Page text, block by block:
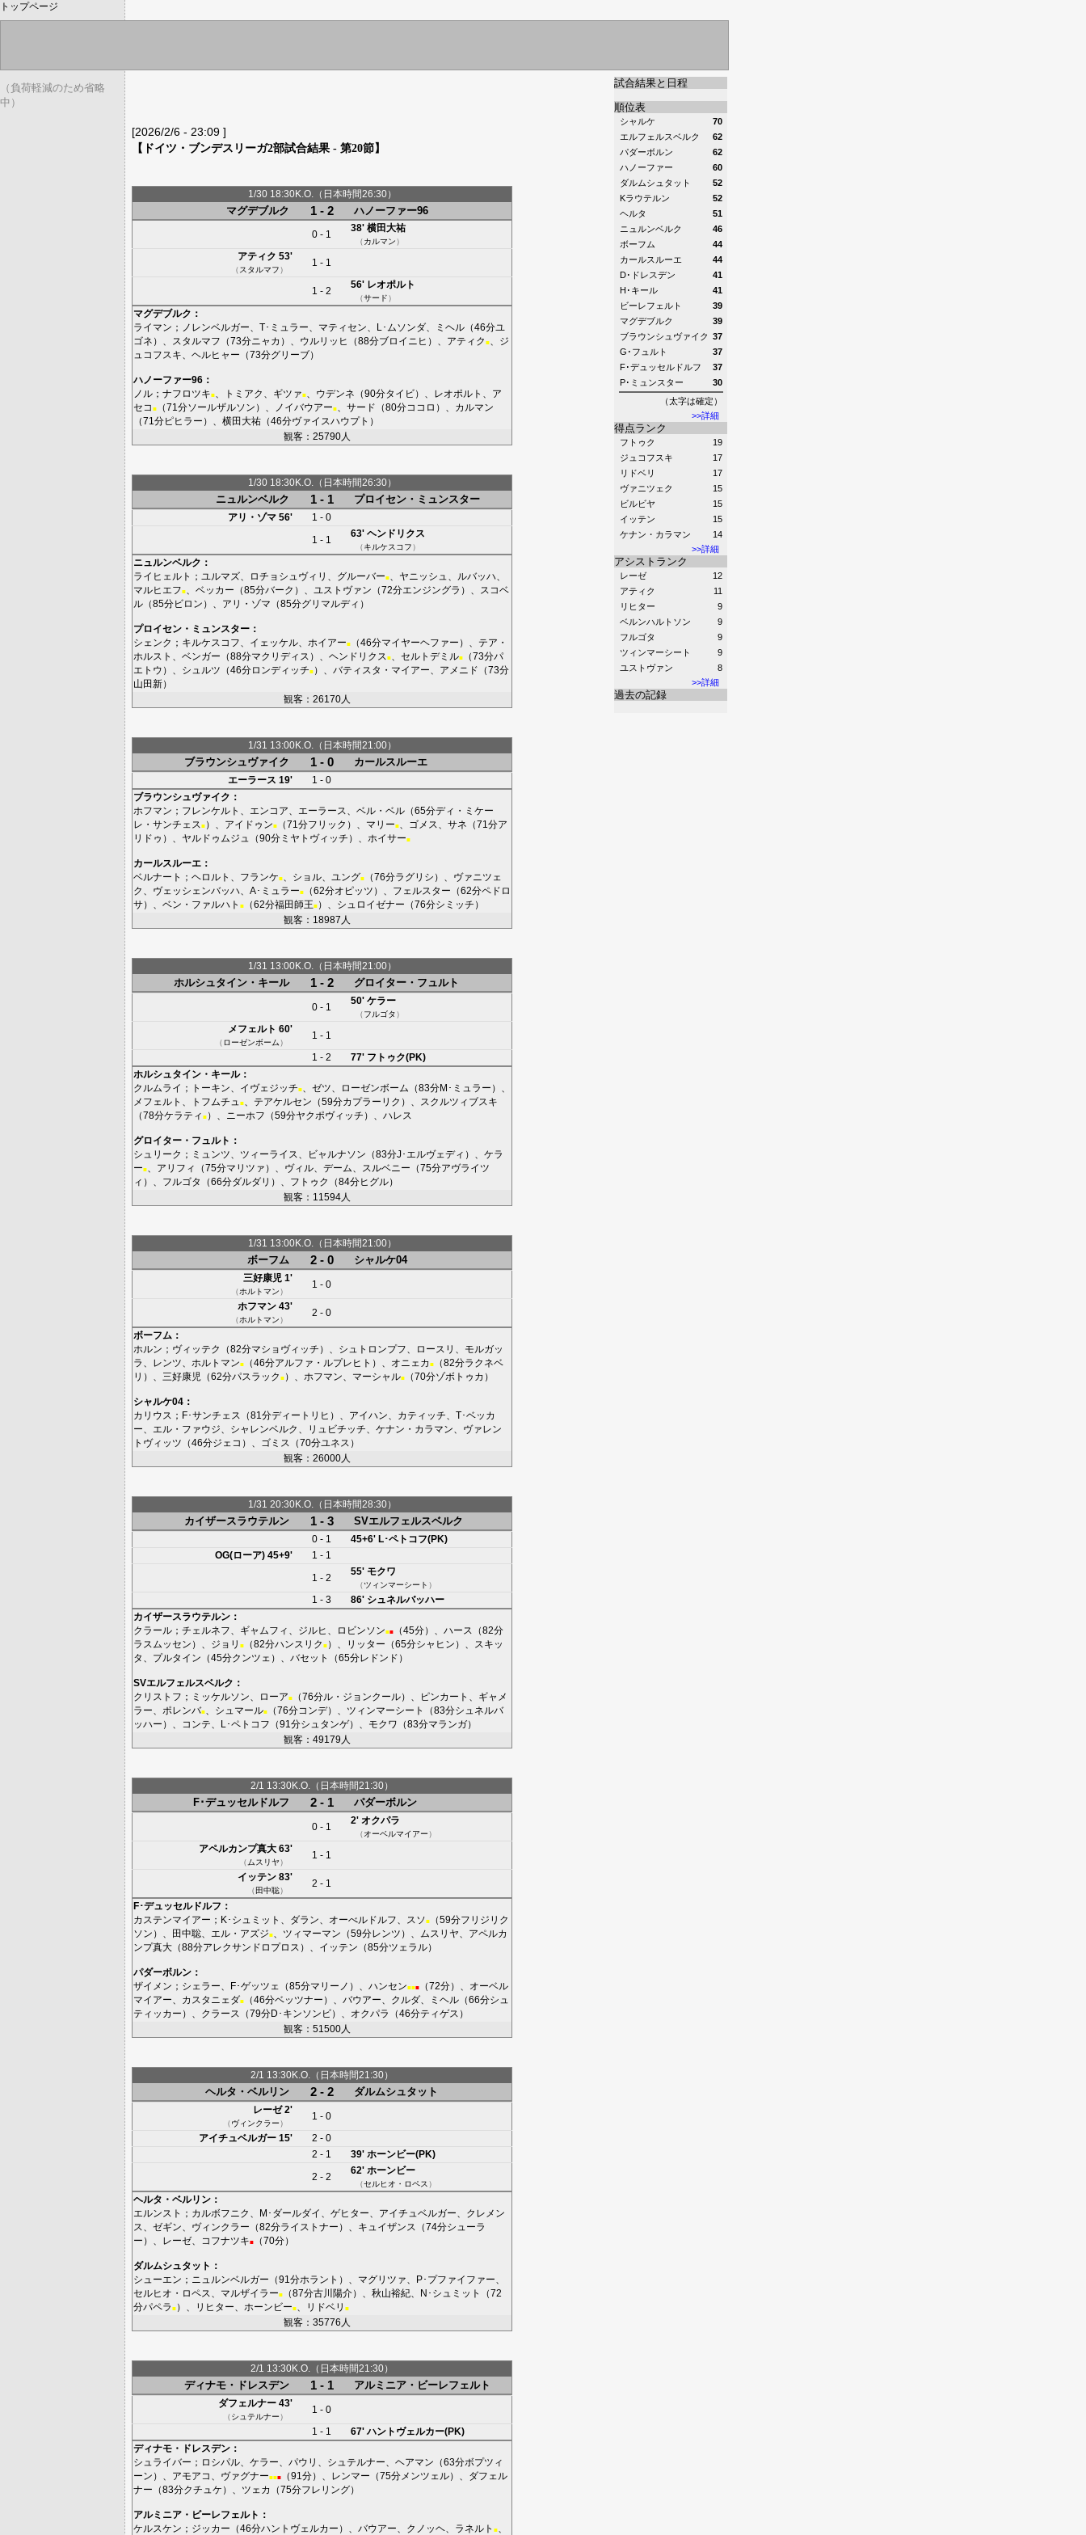
トップページ
（負荷軽減のため省略
中）
試合結果と日程
順位表
>>詳細
シャルケ
70
エルフェルスベルク
62
パダーボルン
62
ハノーファー
60
ダルムシュタット
52
Kラウテルン
52
ヘルタ
51
ニュルンベルク
46
ボーフム
44
カールスルーエ
44
D･ドレスデン
41
H･キール
41
ビーレフェルト
39
マグデブルク
39
ブラウンシュヴァイク 37
G･フュルト
37
F･デュッセルドルフ
37
P･ミュンスター
30
（太字は確定）
得点ランク
>>詳細
フトゥク
19
ジュコフスキ
17
リドベリ
17
ヴァニツェク
15
ビルビヤ
15
イッテン
15
ケナン・カラマン
14
アシストランク
>>詳細
レーゼ
12
アティク
11
リヒター
9
ベルンハルトソン
9
フルゴタ
9
ツィンマーシート
9
ユストヴァン
8
過去の記録
[2026/2/6 - 23:09 ]
【ドイツ・ブンデスリーガ2部試合結果 - 第20節】
1/30 18:30K.O.（日本時間26:30）
マグデブルク 1 - 2 ハノーファー96
0 - 1
38' 横田大祐
（カルマン）
アティク 53'
（スタルマフ）
1 - 1
1 - 2
56' レオポルト
（サード）
マグデブルク ：
ライマン ； ノレンベルガー T･ミュラー マティセン L･ムソンダ ミヘル （46分ユ
ゴネ ）、 スタルマフ （73分ニャカ ）、 ウルリッヒ （88分ブロイニヒ ）、 アティク ■
ジ
ュコフスキ
ヘルヒャー （73分グリーブ）
ハノーファー96 ：
ノル ； ナフロツキ■ トミアク ギツァ■ ウデンネ （90分タイビ）、 レオポルト
ア
セコ ■ （71分ソールザルソン ）、 ノイバウアー■ サード （80分ココロ ）、 カルマン
（71分ピヒラー ）、 横田大祐 （46分ヴァイスハウプト ）
観客：25790人
1/30 18:30K.O.（日本時間26:30）
ニュルンベルク 1 - 1 プロイセン・ミュンスター
アリ・ゾマ 56'
1 - 0
1 - 1
63' ヘンドリクス
（キルケスコフ）
ニュルンベルク ：
ライヒェルト ； ユルマズ ロチョシュヴィリ グルーバー■ ヤニッシュ ルバッハ
マルヒエフ■ ベッカー （85分バーク ）、 ユストヴァン （72分エンジングラ ）、
スコベ
ル （85分ビロン ）、 アリ・ゾマ （85分グリマルディ ）
プロイセン・ミュンスター ：
シェンク ； キルケスコフ イェッケル ホイアー■ （46分マイヤーヘファー ）、 テア・
ホルスト
ベンガー （88分マクリディス ）、 ヘンドリクス ■ セルトデミル■ （73分パ
エトウ ）、 シュルツ （46分ロンディッチ■ ）、 バティスタ・マイアー アメニド （73分
山田新）
観客：26170人
1/31 13:00K.O.（日本時間21:00）
ブラウンシュヴァイク 1 - 0 カールスルーエ
エーラース 19'
1 - 0
ブラウンシュヴァイク ：
ホフマン ； フレンケルト エンコア エーラース ベル・ベル （65分ディ・ミケー
レ・サンチェス ■ ）、 アイドゥン■ （71分フリック ）、 マリー■ ゴメス サネ （71分ア
リドゥ ）、 ヤルドゥムジュ （90分 ミヤトヴィッチ ）、 ホイサー■
カールスルーエ ：
ベルナート ； ヘロルト フランケ■ ショル ユング■ （76分ラグリシ ）、 ヴァニツェ
ク
ヴェッシェンバッハ A･ミュラー■ （62分オピッツ ）、 フェルスター （62分ペドロ
サ）、 ベン・ファルハト ■ （62分福田師王■ ）、 シュロイゼナー （76分シミッチ ）
観客：18987人
1/31 13:00K.O.（日本時間21:00）
ホルシュタイン・キール 1 - 2 グロイター・フュルト
0 - 1
50' ケラー
（フルゴタ）
メフェルト 60'
（ローゼンボーム）
1 - 1
1 - 2
77' フトゥク(PK)
ホルシュタイン・キール：
クルムライ ； トーキン イヴェジッチ■ ゼツ ローゼンボーム （83分M･ミュラー ）、
メフェルト
トフムチュ ■ テアケルセン （59分カプラーリク ）、
スクルツィブスキ
（78分ケラティ ■ ）、 ニーホフ （59分ヤクポヴィッチ ）、 ハレス
グロイター・フュルト ：
シュリーク ； ミュンツ ツィーライス ビャルナソン （83分J･エルヴェディ ）、 ケラ
ー■ アリフィ （75分マリツァ ）、 ヴィル デーム スルベニー （75分アヴライツ
ィ ）、 フルゴタ （66分ダルダリ ）、 フトゥク （84分ヒグル）
観客：11594人
1/31 13:00K.O.（日本時間21:00）
ボーフム 2 - 0 シャルケ04
三好康児 1'
（ホルトマン）
1 - 0
ホフマン 43'
（ホルトマン）
2 - 0
ボーフム ：
ホルン ； ヴィッテク （82分マショヴィッチ ）、 シュトロンプフ ロースリ
モルガッ
ラ
レンツ ホルトマン■ （46分アルファ・ルプレヒト ）、 オニェカ ■ （82分ラクネベ
リ ）、 三好康児 （62分パスラック ■ ）、 ホフマン マーシャル■ （70分ゾボトゥカ ）
シャルケ04 ：
カリウス ； F･サンチェス （81分ディートリヒ ）、 アイハン カティッチ
T･ベッカ
ー
エル・ファウジ シャレンベルク リュビチッチ ケナン・カラマン
ヴァレン
トヴィッツ （46分ジェコ ）、 ゴミス （70分ユネス ）
観客：26000人
1/31 20:30K.O.（日本時間28:30）
カイザースラウテルン 1 - 3 SVエルフェルスベルク
0 - 1 45+6' L･ペトコフ(PK)
OG(ローア) 45+9'
1 - 1
1 - 2
55' モクワ
（ツィンマーシート ）
1 - 3 86' シュネルバッハー
カイザースラウテルン ：
クラール ； チェルネフ ギャムフィ ジルヒ ロビンソン■■ （45分）、 ハース
（82分
ラスムッセン ）、 ジョリ ■ （82分ハンスリク ■ ）、 リッター （65分シャヒン ）、
スキッ
タ
プルタイン （45分クンツェ ）、 バセット （65分レドンド ）
SVエルフェルスベルク ：
クリストフ ； ミッケルソン ローア■ （76分ル・ジョンクール）、 ピンカート
ギャメ
ラー
ポレンバ■ シュマール■ （76分コンデ）、 ツィンマーシート （83分シュネルバ
ッハー ）、 コンテ L･ペトコフ （91分シュタンゲ）、 モクワ （83分マランガ）
観客：49179人
2/1 13:30K.O.（日本時間21:30）
F･デュッセルドルフ 2 - 1 パダーボルン
0 - 1
2' オクパラ
（オーベルマイアー）
アペルカンプ真大 63'
（ ムスリヤ）
1 - 1
イッテン 83'
（田中聡）
2 - 1
F･デュッセルドルフ ：
カステンマイアー ； K･シュミット ダラン オーべルドルフ スソ■ （59分フリジリク
ソン ）、 田中聡 エル・アズジ■ ツィマーマン （59分レンツ ）、 ムスリヤ
アペルカ
ンプ真大 （88分アレクサンドロプロス ）、 イッテン （85分ツェラル）
パダーボルン ：
ザイメン ； シェラー F･ゲッツェ （85分マリーノ ）、 ハンセン■■■ （72分）、 オーベル
マイアー
カスタニェダ■ （46分ベッツナー ）、 バウアー クルダ ミヘル （66分シュ
ティッカー ）、 クラース （79分D･キンソンビ）、 オクパラ （46分ティゲス ）
観客：51500人
2/1 13:30K.O.（日本時間21:30）
ヘルタ・ベルリン 2 - 2 ダルムシュタット
レーゼ2'
（ヴィンクラー）
1 - 0
アイチュベルガー 15'
2 - 0
2 - 1
39' ホーンビー(PK)
2 - 2
62' ホーンビー
（セルヒオ・ロペス ）
ヘルタ・ベルリン ：
エルンスト ； カルボフニク M･ダールダイ ゲヒター アイチュベルガー
クレメン
ス
ゼギン ヴィンクラー （82分ライストナー ）、 キュイザンス （74分シューラ
ー ）、 レーゼ コフナツキ■ （70分）
ダルムシュタット ：
シューエン ； ニュルンベルガー （91分ホラント ）、 マグリツァ P･プファイファー
セルヒオ・ロペス
マルザイラー■ （87分古川陽介）、 秋山裕紀 N･シュミット
（72
分パペラ ■ ）、 リヒター ホーンビー■ リドベリ ■
観客：35776人
2/1 13:30K.O.（日本時間21:30）
ディナモ・ドレスデン 1 - 1 アルミニア・ビーレフェルト
ダフェルナー 43'
（シュテルナー）
1 - 0
1 - 1
67' ハントヴェルカー(PK)
ディナモ・ドレスデン ：
シュライバー ； ロシパル ケラー パウリ シュテルナー ヘアマン （63分ボプツィ
ーン ）、 アモアコ ヴァグナー■■■ （91分）、 レンマー （75分 メンツェル）、 ダフェル
ナー （83分クチュケ ）、 ツェカ （75分フレリング）
アルミニア・ビーレフェルト ：
ケルスケン ； ジッカー （46分ハントヴェルカー ）、 バウアー クノッヘ ラネルト ■